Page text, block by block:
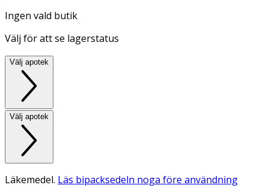
Ingen vald butik
Välj för att se lagerstatus
Välj apotek
Välj apotek
Läkemedel. Läs bipacksedeln noga före användning